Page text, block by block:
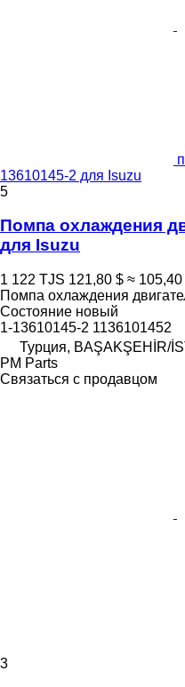
13610145-2 для Isuzu
5
Помпа охлаждения
для Isuzu
1 122 TJS 121,80 $ ≈ 105,40
Помпа охлаждения
Состояние новый
1-13610145-2 1136101452
Турция, BAŞAKŞEHİR/
PM Parts
Связаться с продавцом
3